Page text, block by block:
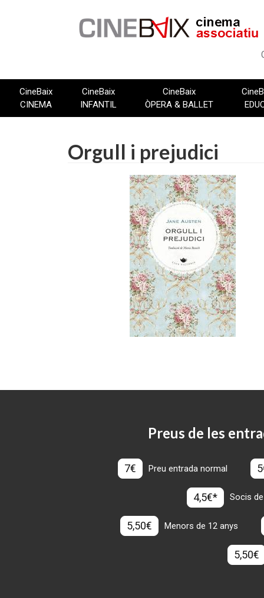
CineBaix
CINEMA
CineBaix
INFANTIL
CineBaix
ÒPERA & BALLET
Orgull i prejudici
Preus de les
7€ Preu entrada normal
4,5€* Socis
5,50€ Menors de 12 anys
5,50€